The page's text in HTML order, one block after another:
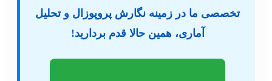
تخصصی ما در زمینه نگارش پروپوزال و تحلیل
آماری، همین حالا قدم بردارید!